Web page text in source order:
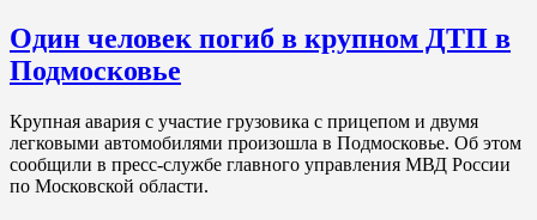
Один человек погиб в крупном ДТП в
Подмосковье
Крупная авария с участие грузовика с прицепом и двумя
легковыми автомобилями произошла в Подмосковье. Об этом
сообщили в пресс-службе главного управления МВД России
по Московской области.